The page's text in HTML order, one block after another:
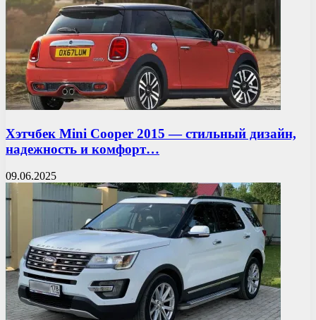
Хэтчбек Mini Cooper 2015 — стильный дизайн,
надежность и комфорт…
09.06.2025